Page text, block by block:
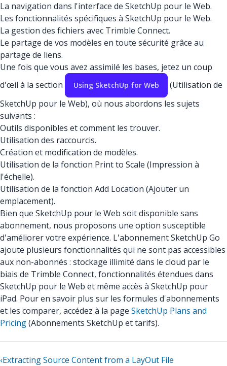
La navigation dans l'interface de SketchUp pour le Web.
Les fonctionnalités spécifiques à SketchUp pour le Web.
La gestion des fichiers avec Trimble Connect.
Le partage de vos modèles en toute sécurité grâce au
partage de liens.
Une fois que vous avez assimilé les bases, jetez un coup
d'œil à la section
Using SketchUp for Web
(Utilisation de
SketchUp pour le Web), où nous abordons les sujets
suivants :
Outils disponibles et comment les trouver.
Utilisation des raccourcis.
Création et modification de modèles.
Utilisation de la fonction Print to Scale (Impression à
l'échelle).
Utilisation de la fonction Add Location (Ajouter un
emplacement).
Bien que SketchUp pour le Web soit disponible sans
abonnement, nous proposons une option susceptible
d'améliorer votre expérience. L'abonnement SketchUp Go
ajoute plusieurs fonctionnalités qui ne sont pas accessibles
aux non-abonnés : stockage illimité dans le cloud par le
biais de Trimble Connect, fonctionnalités étendues dans
SketchUp pour le Web et même accès à SketchUp pour
iPad. Pour en savoir plus sur les formules d'abonnements
et les comparer, accédez à la page SketchUp Plans and
Pricing(Abonnements SketchUp et tarifs).
‹Extracting Source Content from a LayOut File